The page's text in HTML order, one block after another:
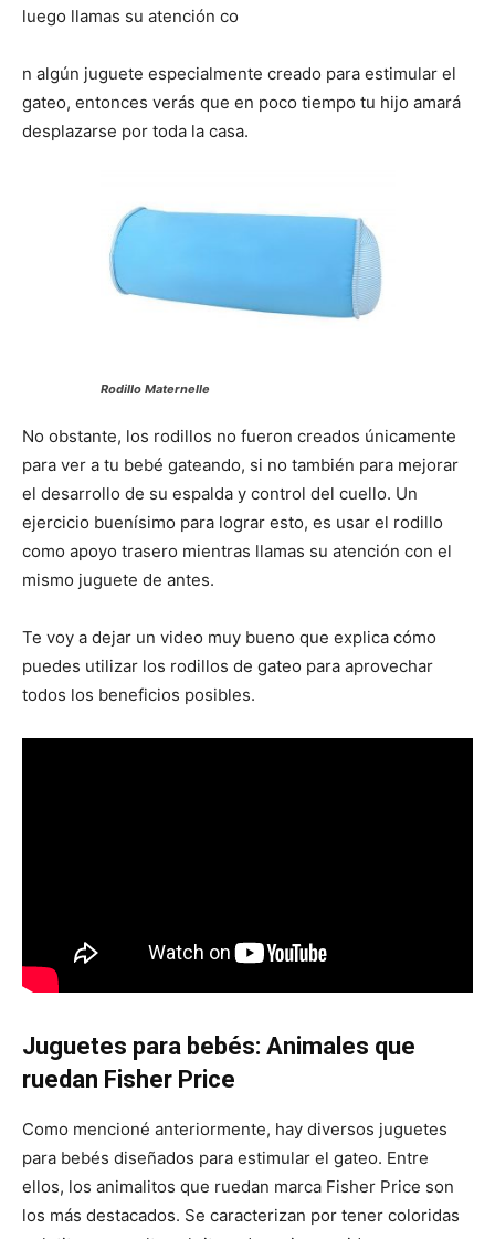
luego llamas su atención co
n algún juguete especialmente creado para estimular el
gateo, entonces verás que en poco tiempo tu hijo amará
desplazarse por toda la casa.
Rodillo Maternelle
No obstante, los rodillos no fueron creados únicamente
para ver a tu bebé gateando, si no también para mejorar
el desarrollo de su espalda y control del cuello. Un
ejercicio buenísimo para lograr esto, es usar el rodillo
como apoyo trasero mientras llamas su atención con el
mismo juguete de antes.
Te voy a dejar un video muy bueno que explica cómo
puedes utilizar los rodillos de gateo para aprovechar
todos los beneficios posibles.
Juguetes para bebés: Animales que
ruedan Fisher Price
Como mencioné anteriormente, hay diversos juguetes
para bebés diseñados para estimular el gateo. Entre
ellos, los animalitos que ruedan marca Fisher Price son
los más destacados. Se caracterizan por tener coloridas